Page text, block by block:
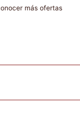
más ofertas